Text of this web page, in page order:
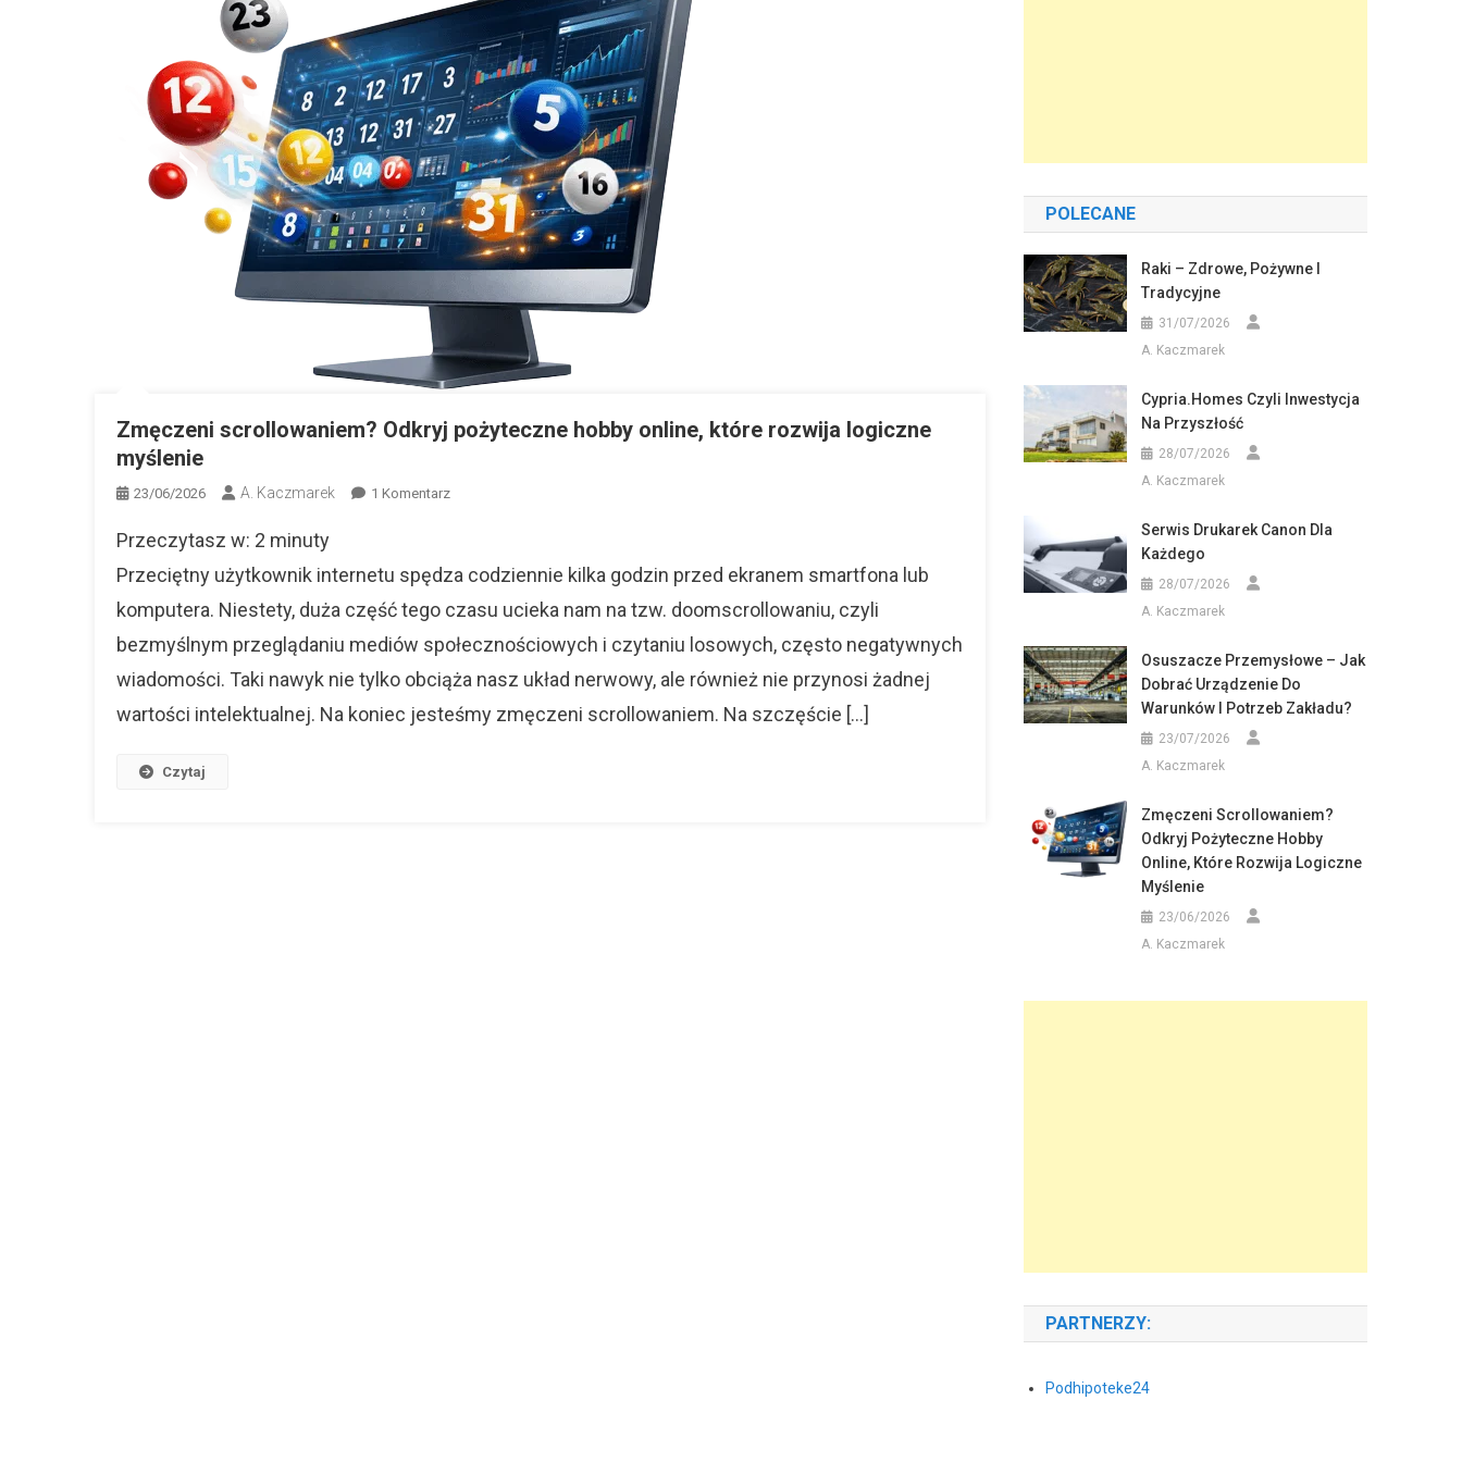
Zmęczeni scrollowaniem? Odkryj pożyteczne hobby online, które rozwija logiczne
myślenie
23/06/2026 A. Kaczmarek 1 KomentarzDo
Odkryj
Hobby
Online,
Rozwija
Logiczne
Przeczytasz w: 2 minuty
Przeciętny użytkownik internetu spędza codziennie kilka godzin przed ekranem smartfona lub
komputera. Niestety, duża część tego czasu ucieka nam na tzw. doomscrollowaniu, czyli
bezmyślnym przeglądaniu mediów społecznościowych i czytaniu losowych, często negatywnych
wiadomości. Taki nawyk nie tylko obciąża nasz układ nerwowy, ale również nie przynosi żadnej
wartości intelektualnej. Na koniec jesteśmy zmęczeni scrollowaniem. Na szczęście […]
Czytaj
POLECANE
Raki – Zdrowe, Pożywne I
Tradycyjne
31/07/2026
A. Kaczmarek
Cypria.homes Czyli Inwestycja
Na Przyszłość
28/07/2026
A. Kaczmarek
Serwis Drukarek Canon Dla
Każdego
28/07/2026
A. Kaczmarek
Osuszacze Przemysłowe – Jak
Dobrać Urządzenie Do
Warunków I Potrzeb Zakładu?
23/07/2026
A. Kaczmarek
Zmęczeni Scrollowaniem?
Odkryj Pożyteczne Hobby
Online, Które Rozwija Logiczne
Myślenie
23/06/2026
A. Kaczmarek
PARTNERZY:
Podhipoteke24